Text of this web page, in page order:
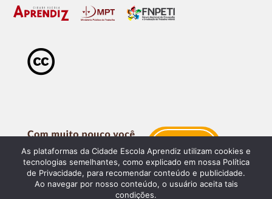
As plataformas da Cidade Escola Aprendiz utilizam cookies e
tecnologias semelhantes, como explicado em nossa Política
de Privacidade, para recomendar conteúdo e publicidade.
Ao navegar por nosso conteúdo, o usuário aceita tais
condições.